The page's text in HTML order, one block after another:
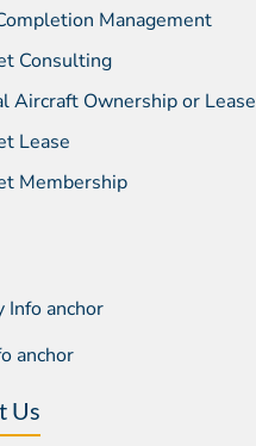
Management
Consulting
Aircraft Ownership or Lease
Lease
Membership
Info anchor
anchor
Us